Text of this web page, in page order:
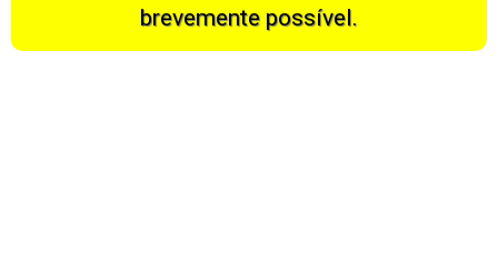
brevemente possível.